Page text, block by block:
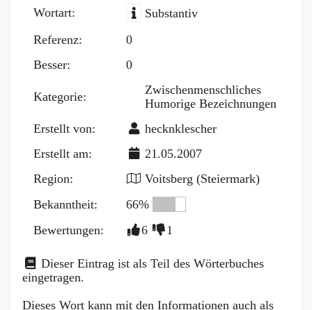
Blog
Wortart:
Substantiv
Referenz:
0
Besser:
0
Kategorie:
Zwischenmenschliches
Humorige Bezeichnungen
Erstellt von:
hecknklescher
Erstellt am:
21.05.2007
Region:
Voitsberg (Steiermark)
Bekanntheit:
66%
Bewertungen:
6 1
Dieser Eintrag ist als Teil des Wörterbuches
eingetragen.
Dieses Wort kann mit den Informationen auch als